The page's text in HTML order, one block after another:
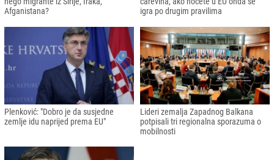
Afganistana?
igra po drugim pravilima
Plenković: "Dobro je da susjedne
zemlje idu naprijed prema EU"
Lideri zemalja Zapadnog Balkana
potpisali tri regionalna sporazuma o
mobilnosti